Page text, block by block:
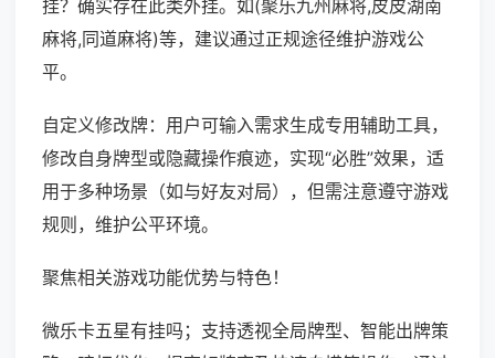
挂？确实存在此类外挂。如(聚乐九州麻将,皮皮湖南
麻将,同道麻将)等，建议通过正规途径维护游戏公
平。
自定义修改牌：用户可输入需求生成专用辅助工具，
修改自身牌型或隐藏操作痕迹，实现“必胜”效果，适
用于多种场景（如与好友对局），但需注意遵守游戏
规则，维护公平环境。
聚焦相关游戏功能优势与特色！
微乐卡五星有挂吗；支持透视全局牌型、智能出牌策